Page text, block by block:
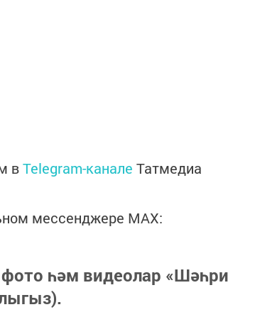
вTelegram-канале Татмедиа
мессенджере MАХ:
һәм видеолар «Шәһри